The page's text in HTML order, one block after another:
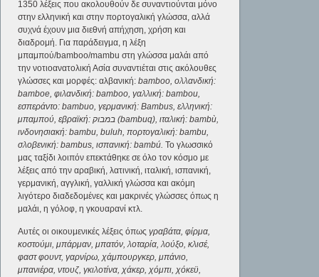
1350 λέξεις που ακολουθούν δε συναντιούνται μόνο
στην ελληνική και στην πορτογαλική γλώσσα, αλλά
συχνά έχουν μια διεθνή απήχηση, χρήση και
διαδρομή. Για παράδειγμα, η λέξη
μπαμπού/bamboo/mambu στη γλώσσα μαλάι από
την νοτιοανατολική Ασία συναντιέται στις ακόλουθες
γλώσσες και μορφές: αλβανική:bamboo, ολλανδική:
bamboe, φιλανδική: bamboo, γαλλική: bambou,
εσπεράντο: bambuo, γερμανική: Bambus, ελληνική:
μπαμπού, εβραϊκή: במבוק (bambuq), ιταλική: bambù,
ινδονησιακή: bambu, buluh, πορτογαλική: bambu,
σλοβενική: bambus, ισπανική: bambú. Το γλωσσικό
μας ταξίδι λοιπόν επεκτάθηκε σε όλο τον κόσμο με
λέξεις από την αραβική, λατινική, ιταλική, ισπανική,
γερμανική, αγγλική, γαλλική γλώσσα και ακόμη
λιγότερο διαδεδομένες και μακρινές γλώσσες όπως η
μαλάι, η γόλοφ, η γκουαρανί κτλ.
Αυτές οι οικουμενικές λέξεις όπωςγραβάτα, φίρμα,
κοστούμι, μπάρμαν, μπατόν, λοταρία, λούξο, κλισέ,
φαστ φουντ, γαρνίρω, χάμπουργκερ, μπάνιο,
μπανιέρα, ντουζ, γκιλοτίνα, χάκερ, χόμπι, χόκεϋ,